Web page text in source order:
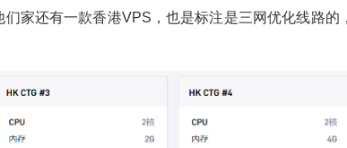
家还有一款香港VPS，也是标注是三网优化线路的，